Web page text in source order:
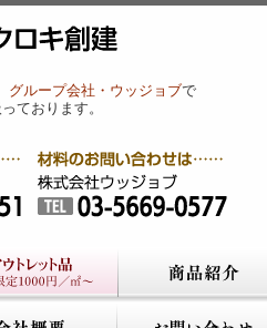
グループ会社・ウッジョブで
ております。